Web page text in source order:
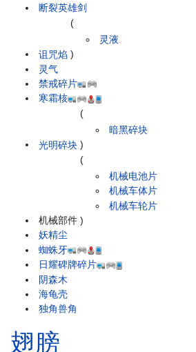
断裂英雄剑
诅咒焰
(
灵液
)
灵气
禁戒碎片
寒霜核
光明碎块
(
暗黑碎块
)
机械部件
(
机械电池片
机械车体片
机械车轮片
)
妖精尘
蜘蛛牙
日耀碑牌碎片
阴森木
海龟壳
独角兽角
翅膀